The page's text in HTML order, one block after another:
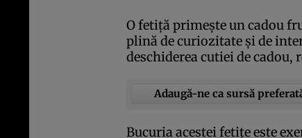
O fetiţă primeşte un cadou
plină de curiozitate şi de
deschiderea cutiei de cadou,
Adaugă-ne ca sursă
Bucuria acestei fetiţe este